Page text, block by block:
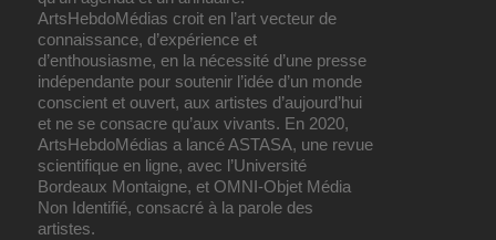
ArtsHebdoMédias croit en l’art vecteur de
connaissance, d’expérience et
d’enthousiasme, en la nécessité d’une presse
indépendante pour soutenir l’idée d’un monde
conscient et ouvert, aux artistes d’aujourd’hui
et ne se consacre qu’aux vivants. En 2020,
ArtsHebdoMédias a lancé ASTASA, une revue
scientifique en ligne, avec l’Université
Bordeaux Montaigne, et OMNI-Objet Média
Non Identifié, consacré à la parole des
artistes.